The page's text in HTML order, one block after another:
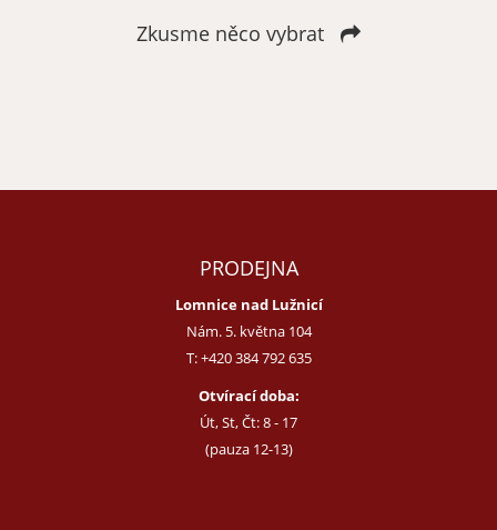
Přihlásit
Zkusme něco vybrat
PRODEJNA
Lomnice nad Lužnicí
Nám. 5. května 104
T:+420 384 792 635
Otvírací doba:
Út, St, Čt: 8 - 17
(pauza 12-13)